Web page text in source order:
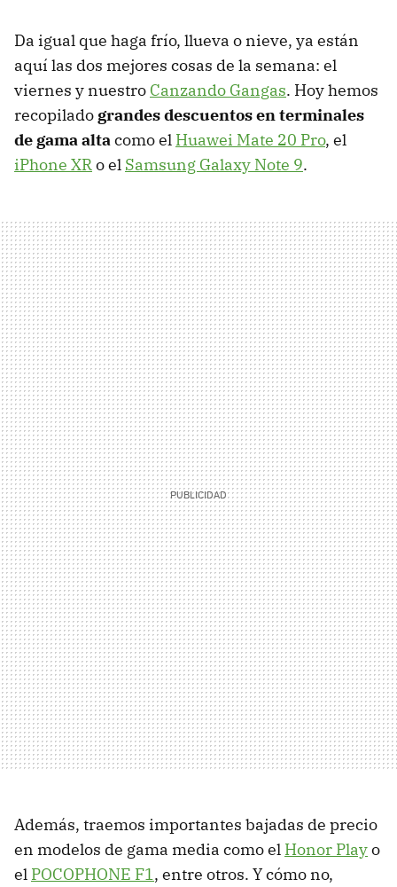
Da igual que haga frío, llueva o nieve, ya están
aquí las dos mejores cosas de la semana: el
viernes y nuestro Canzando Gangas. Hoy hemos
recopilado grandes descuentos en terminales
de gama altacomo el Huawei Mate 20 Pro, el
iPhone XRo el Samsung Galaxy Note 9.
Además, traemos importantes bajadas de precio
en modelos de gama media como el Honor Playo
el POCOPHONE F1, entre otros. Y cómo no,